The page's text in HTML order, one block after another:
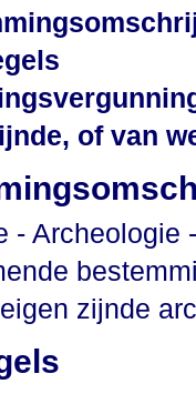
of van
-
zijnde